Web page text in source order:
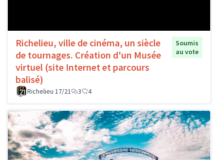
Richelieu, ville de cinéma, un siècle
de tournages. Création d'un Musée
virtuel (site Internet et parcours
balisé)
Soumis
au vote
Richelieu 17/21 3 4